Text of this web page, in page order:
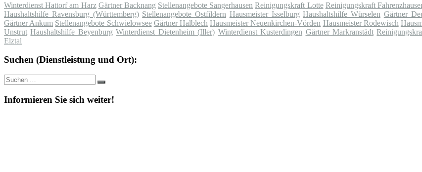
Winterdienst Hattorf am Harz Gärtner Backnang Stellenangebote Sangerhausen Reinigungskraft Lotte Reinigungskraft
Haushaltshilfe Ravensburg (Württemberg) Stellenangebote Ostfildern Hausmeister Isselburg Haushaltshilfe Würselen Gärtner
Gärtner Ankum Stellenangebote Schwielowsee Gärtner Halblech Hausmeister Neuenkirchen-Vörden Hausmeister Rodewisch
Unstrut Haushaltshilfe Beyenburg Winterdienst Dietenheim (Iller) Winterdienst Kusterdingen Gärtner Markranstädt
Elztal
Suchen (Dienstleistung und Ort):
Suche
nach:
Suchen
Informieren Sie sich weiter!